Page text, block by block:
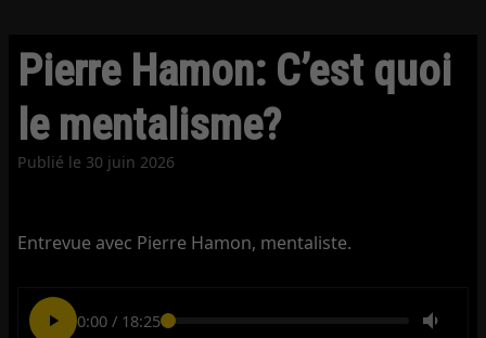
Pierre Hamon: C’est quoi
le mentalisme?
Publié le 30 juin 2026
Entrevue avec Pierre Hamon, mentaliste.
0:00/ 18:25